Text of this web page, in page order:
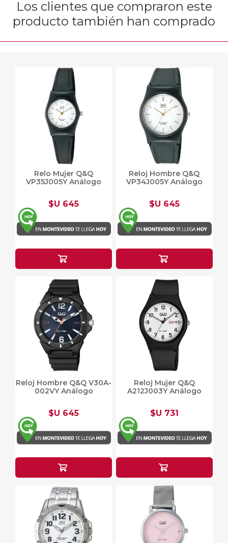
Los clientes que compraron este
producto también han comprado
Relo Mujer Q&Q
VP35J005Y Análogo
$U 645
Reloj Hombre Q&Q
VP34J005Y Análogo
$U 645
Reloj Hombre Q&Q V30A-
002VY Análogo
$U 645
Reloj Mujer Q&Q
A212J003Y Análogo
$U 731